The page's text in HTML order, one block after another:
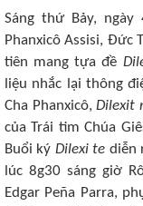
Sáng thứ Bảy,
Phanxicô Assisi, Đức
tiên mang tựa đề
liệu nhắc lại thông
Cha Phanxicô,Dilexit
của Trái tim Chúa
Buổi ký Dilexi te diễn
lúc 8g30 sáng giờ
Edgar Peña Parra,